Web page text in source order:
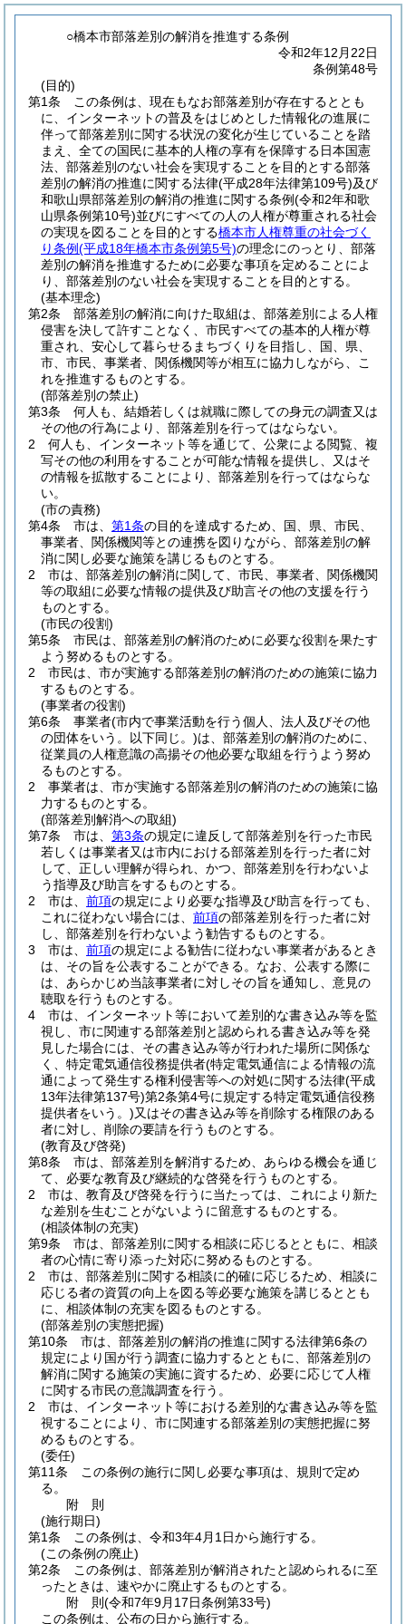
○橋本市部落差別の解消を推進する条例
令和2年12月22日
条例第48号
(目的)
第1条
この条例は、現在もなお部落差別が存在するととも
に、インターネットの普及をはじめとした情報化の進展に
伴って部落差別に関する状況の変化が生じていることを踏
まえ、全ての国民に基本的人権の享有を保障する日本国憲
法、部落差別のない社会を実現することを目的とする部落
差別の解消の推進に関する法律(平成28年法律第109号)及び
和歌山県部落差別の解消の推進に関する条例(令和2年和歌
山県条例第10号)並びにすべての人の人権が尊重される社会
の実現を図ることを目的とする橋本市人権尊重の社会づく
り条例(平成18年橋本市条例第5号)の理念にのっとり、部落
差別の解消を推進するために必要な事項を定めることによ
り、部落差別のない社会を実現することを目的とする。
(基本理念)
第2条
部落差別の解消に向けた取組は、部落差別による人権
侵害を決して許すことなく、市民すべての基本的人権が尊
重され、安心して暮らせるまちづくりを目指し、国、県、
市、市民、事業者、関係機関等が相互に協力しながら、こ
れを推進するものとする。
(部落差別の禁止)
第3条
何人も、結婚若しくは就職に際しての身元の調査又は
その他の行為により、部落差別を行ってはならない。
2
何人も、インターネット等を通じて、公衆による閲覧、複
写その他の利用をすることが可能な情報を提供し、又はそ
の情報を拡散することにより、部落差別を行ってはならな
い。
(市の責務)
第4条
市は、 第1条の目的を達成するため、国、県、市民、
事業者、関係機関等との連携を図りながら、部落差別の解
消に関し必要な施策を講じるものとする。
2
市は、部落差別の解消に関して、市民、事業者、関係機関
等の取組に必要な情報の提供及び助言その他の支援を行う
ものとする。
(市民の役割)
第5条
市民は、部落差別の解消のために必要な役割を果たす
よう努めるものとする。
2
市民は、市が実施する部落差別の解消のための施策に協力
するものとする。
(事業者の役割)
第6条
事業者(市内で事業活動を行う個人、法人及びその他
の団体をいう。以下同じ。)は、部落差別の解消のために、
従業員の人権意識の高揚その他必要な取組を行うよう努め
るものとする。
2
事業者は、市が実施する部落差別の解消のための施策に協
力するものとする。
(部落差別解消への取組)
第7条
市は、 第3条の規定に違反して部落差別を行った市民
若しくは事業者又は市内における部落差別を行った者に対
して、正しい理解が得られ、かつ、部落差別を行わないよ
う指導及び助言をするものとする。
2
市は、 前項の規定により必要な指導及び助言を行っても、
これに従わない場合には、 前項の部落差別を行った者に対
し、部落差別を行わないよう勧告するものとする。
3
市は、 前項の規定による勧告に従わない事業者があるとき
は、その旨を公表することができる。 なお、公表する際に
は、あらかじめ当該事業者に対しその旨を通知し、意見の
聴取を行うものとする。
4
市は、インターネット等において差別的な書き込み等を監
視し、市に関連する部落差別と認められる書き込み等を発
見した場合には、その書き込み等が行われた場所に関係な
く、特定電気通信役務提供者(特定電気通信による情報の流
通によって発生する権利侵害等への対処に関する法律(平成
13年法律第137号)第2条第4号に規定する特定電気通信役務
提供者をいう。)又はその書き込み等を削除する権限のある
者に対し、削除の要請を行うものとする。
(教育及び啓発)
第8条
市は、部落差別を解消するため、あらゆる機会を通じ
て、必要な教育及び継続的な啓発を行うものとする。
2
市は、教育及び啓発を行うに当たっては、これにより新た
な差別を生むことがないように留意するものとする。
(相談体制の充実)
第9条
市は、部落差別に関する相談に応じるとともに、相談
者の心情に寄り添った対応に努めるものとする。
2
市は、部落差別に関する相談に的確に応じるため、相談に
応じる者の資質の向上を図る等必要な施策を講じるととも
に、相談体制の充実を図るものとする。
(部落差別の実態把握)
第10条
市は、部落差別の解消の推進に関する法律第6条の
規定により国が行う調査に協力するとともに、部落差別の
解消に関する施策の実施に資するため、必要に応じて人権
に関する市民の意識調査を行う。
2
市は、インターネット等における差別的な書き込み等を監
視することにより、市に関連する部落差別の実態把握に努
めるものとする。
(委任)
第11条
この条例の施行に関し必要な事項は、規則で定め
る。
附 則
(施行期日)
第1条
この条例は、令和3年4月1日から施行する。
(この条例の廃止)
第2条
この条例は、部落差別が解消されたと認められるに至
ったときは、速やかに廃止するものとする。
附 則(令和7年9月17日条例第33号)
この条例は、公布の日から施行する。